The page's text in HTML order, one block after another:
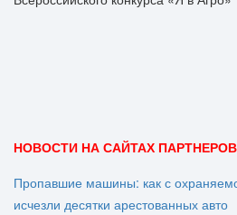
НОВОСТИ НА САЙТАХ ПАРТНЕРОВ
Пропавшие машины: как с
исчезли десятки арестованных авто